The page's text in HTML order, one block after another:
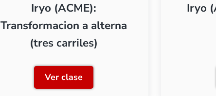
Iryo (ACME):
Transformacion a alterna
(tres carriles)
Ver claseIryo (ACME): Transformacion a
Iryo